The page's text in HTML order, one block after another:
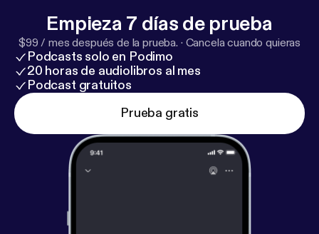
Empieza 7 días de prueba
$99 / mes después de la prueba. · Cancela cuando quieras
Podcasts solo en Podimo
20 horas de audiolibros al mes
Podcast gratuitos
Prueba gratis